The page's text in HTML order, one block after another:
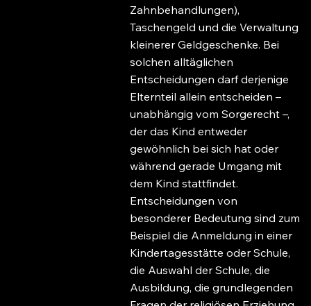
Zahnbehandlungen),
Taschengeld und die Verwaltung
kleinerer Geldgeschenke. Bei
solchen alltäglichen
Entscheidungen darf derjenige
Elternteil allein entscheiden –
unabhängig vom Sorgerecht –,
der das Kind entweder
gewöhnlich bei sich hat oder
während gerade Umgang mit
dem Kind stattfindet.
Entscheidungen von
besonderer Bedeutung sind zum
Beispiel die Anmeldung in einer
Kindertagesstätte oder Schule,
die Auswahl der Schule, die
Ausbildung, die grundlegenden